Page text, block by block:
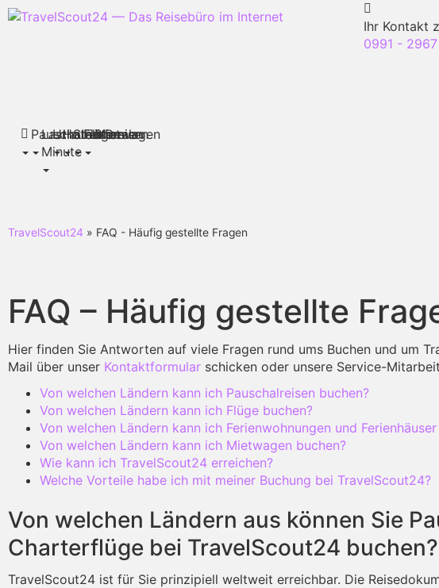
Ihr Kontakt
0991 -
Pauschalreisen
Last
Minute
Urlaubsthemen
Hotels
Städtereisen
Flüge
Mietwagen
Deals
TravelScout24 » FAQ - Häufig gestellte Fragen
FAQ – Häufig gestellte
Hier finden Sie Antworten auf viele Fragen rund ums Buchen und um
Mail über unser Kontaktformular schicken oder unsere Service-
Von welchen Ländern kann ich Pauschalreisen buchen?
Von welchen Ländern kann ich Flüge buchen?
Von welchen Ländern kann ich Ferienwohnungen und
Von welchen Ländern kann ich Mietwagen buchen?
Wie kann ich TravelScout24 erreichen?
Welche Vorteile habe ich mit meiner Buchung bei TravelScout24?
Von welchen Ländern aus können Sie
Charterflüge bei TravelScout24 buchen?
TravelScout24 ist für Sie prinzipiell weltweit erreichbar. Die